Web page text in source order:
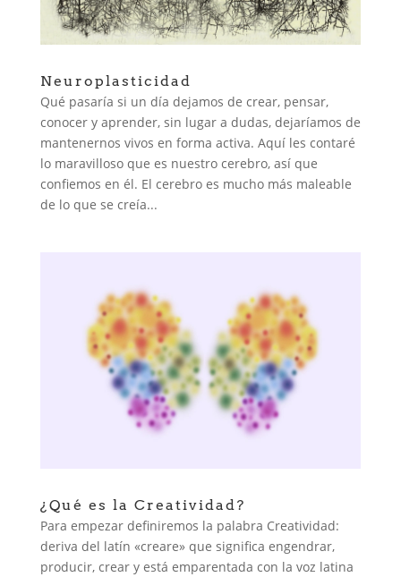
Neuroplasticidad
Qué pasaría si un día dejamos de crear, pensar,
conocer y aprender, sin lugar a dudas, dejaríamos de
mantenernos vivos en forma activa. Aquí les contaré
lo maravilloso que es nuestro cerebro, así que
confiemos en él. El cerebro es mucho más maleable
de lo que se creía...
¿Qué es la Creatividad?
Para empezar definiremos la palabra Creatividad:
deriva del latín «creare» que significa engendrar,
producir, crear y está emparentada con la voz latina